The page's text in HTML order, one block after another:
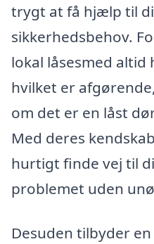
trygt at få hjælp til
sikkerhedsbehov.
lokal låsesmed
hvilket er
om det er en låst
Med deres
hurtigt finde vej til
problemet uden
Desuden tilbyder